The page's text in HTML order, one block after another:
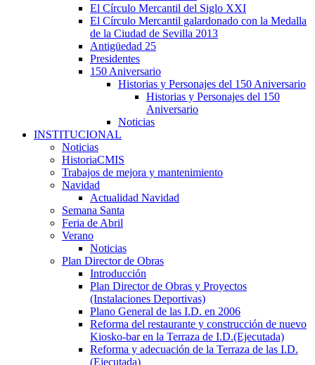
El Círculo Mercantil del Siglo XXI
El Círculo Mercantil galardonado con la Medalla
de la Ciudad de Sevilla 2013
Antigüedad 25
Presidentes
150 Aniversario
Historias y Personajes del 150 Aniversario
Historias y Personajes del 150
Aniversario
Noticias
INSTITUCIONAL
Noticias
HistoriaCMIS
Trabajos de mejora y mantenimiento
Navidad
Actualidad Navidad
Semana Santa
Feria de Abril
Verano
Noticias
Plan Director de Obras
Introducción
Plan Director de Obras y Proyectos
(Instalaciones Deportivas)
Plano General de las I.D. en 2006
Reforma del restaurante y construcción de nuevo
Kiosko-bar en la Terraza de I.D.(Ejecutada)
Reforma y adecuación de la Terraza de las I.D.
(Ejecutada)